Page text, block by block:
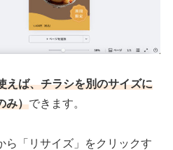
えば、チラシを別のサイズに
み）できます。
ら「リサイズ」をクリックす